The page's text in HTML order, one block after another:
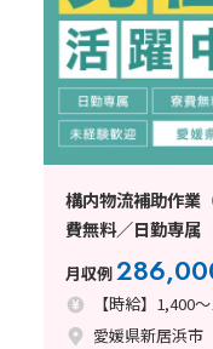
構内物流補助作業
費無料／日勤専属
月収例
【時給】1,400
愛媛県新居浜市